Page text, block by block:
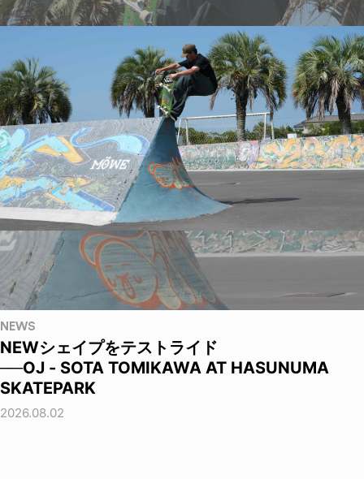
NEWS
NEWシェイプをテストライド
──OJ - SOTA TOMIKAWA AT HASUNUMA
SKATEPARK
2026.08.02